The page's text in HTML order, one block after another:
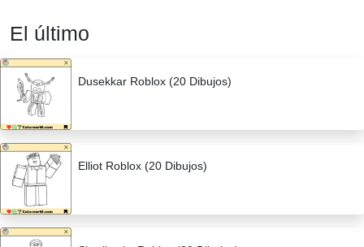
El último
Dusekkar Roblox (20 Dibujos)
Elliot Roblox (20 Dibujos)